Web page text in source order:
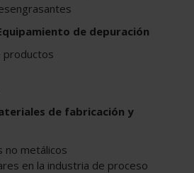
de depuración
productos
de fabricación y
no metálicos
en la industria de proceso